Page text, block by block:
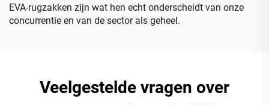
EVA-rugzakken zijn wat hen echt onderscheidt van onze
concurrentie en van de sector als geheel.
Veelgestelde vragen over